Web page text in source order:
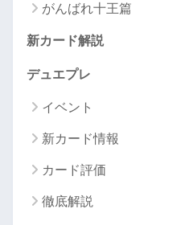
がんばれ十王篇
新カード解説
デュエプレ
イベント
新カード情報
カード評価
徹底解説